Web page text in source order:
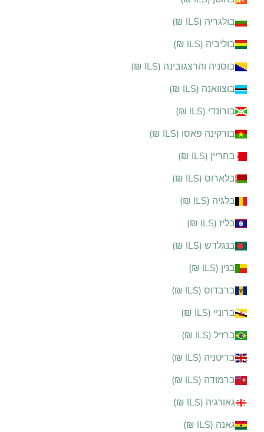
בולגריה (ILS ₪)
בוליביה (ILS ₪)
בוסניה והרצגובינה (ILS ₪)
בוצוואנה (ILS ₪)
בורונדי (ILS ₪)
בורקינה פאסו (ILS ₪)
בחריין (ILS ₪)
בלארוס (ILS ₪)
בלגיה (ILS ₪)
בליז (ILS ₪)
בנגלדש (ILS ₪)
בנין (ILS ₪)
ברבדוס (ILS ₪)
ברוניי (ILS ₪)
ברזיל (ILS ₪)
בריטניה (ILS ₪)
ברמודה (ILS ₪)
גאורגיה (ILS ₪)
גאנה (ILS ₪)